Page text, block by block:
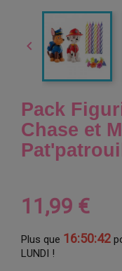

Pack
Chase et
11,99 €
Plus que 16:50:41
LUNDI !